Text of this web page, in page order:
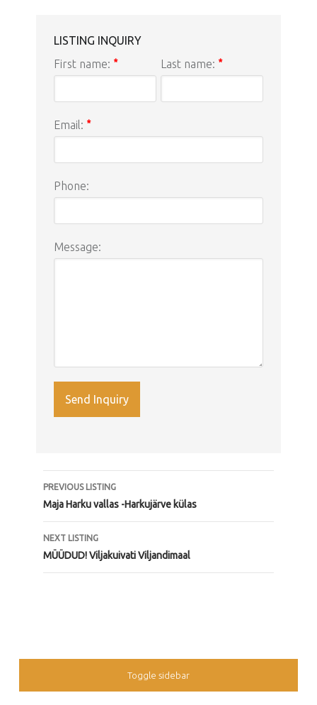
LISTING INQUIRY
First name: * Last name: *
Email: *
Phone:
Message:
LISTING NAVIGATION
PREVIOUS LISTING
Maja Harku vallas -Harkujärve külas
NEXT LISTING
MÜÜDUD! Viljakuivati Viljandimaal
SIDEBAR
Toggle sidebar